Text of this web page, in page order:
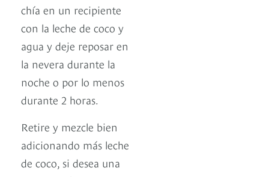
chía en un recipiente
con la leche de coco y
agua y deje reposar en
la nevera durante la
noche o por lo menos
durante 2 horas.
Retire y mezcle bien
adicionando más leche
de coco, si desea una